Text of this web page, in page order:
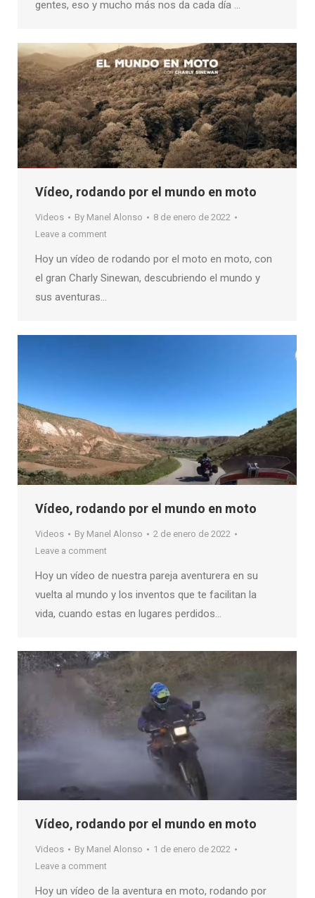
gentes, eso y mucho más nos da cada día …
Vídeo, rodando por el mundo en moto
Videos By Manel Alonso
8 de enero de 2022
Leave a comment
Hoy un vídeo de rodando por el moto en moto, con
el gran Charly Sinewan, descubriendo el mundo y
sus aventuras…
Vídeo, rodando por el mundo en moto
Videos By Manel Alonso
2 de enero de 2022
Leave a comment
Hoy un vídeo de nuestra pareja aventurera en su
vuelta al mundo y los inventos que te facilitan la
vida, cuando estas en lugares perdidos…
Vídeo, rodando por el mundo en moto
Videos By Manel Alonso
1 de enero de 2022
Leave a comment
Hoy un vídeo de la aventura en moto, rodando por